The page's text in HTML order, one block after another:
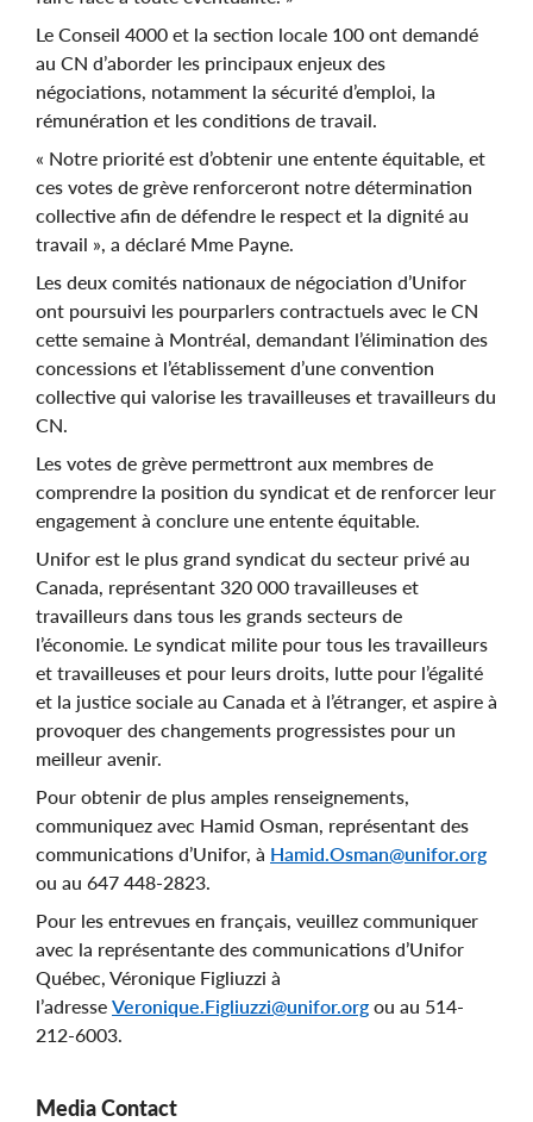
Le Conseil 4000 et la section locale 100 ont demandé
au CN d’aborder les principaux enjeux des
négociations, notamment la sécurité d’emploi, la
rémunération et les conditions de travail.
« Notre priorité est d’obtenir une entente équitable, et
ces votes de grève renforceront notre détermination
collective afin de défendre le respect et la dignité au
travail », a déclaré Mme Payne.
Les deux comités nationaux de négociation d’Unifor
ont poursuivi les pourparlers contractuels avec le CN
cette semaine à Montréal, demandant l’élimination des
concessions et l’établissement d’une convention
collective qui valorise les travailleuses et travailleurs du
CN.
Les votes de grève permettront aux membres de
comprendre la position du syndicat et de renforcer leur
engagement à conclure une entente équitable.
Unifor est le plus grand syndicat du secteur privé au
Canada, représentant 320 000 travailleuses et
travailleurs dans tous les grands secteurs de
l’économie. Le syndicat milite pour tous les travailleurs
et travailleuses et pour leurs droits, lutte pour l’égalité
et la justice sociale au Canada et à l’étranger, et aspire à
provoquer des changements progressistes pour un
meilleur avenir.
Pour obtenir de plus amples renseignements,
communiquez avec Hamid Osman, représentant des
communications d’Unifor, à Hamid.Osman@unifor.org
ou au 647 448-2823.
Pour les entrevues en français, veuillez communiquer
avec la représentante des communications d’Unifor
Québec, Véronique Figliuzzi à
l’adresse Veronique.Figliuzzi@unifor.org ou au 514-
212-6003.
Media Contact